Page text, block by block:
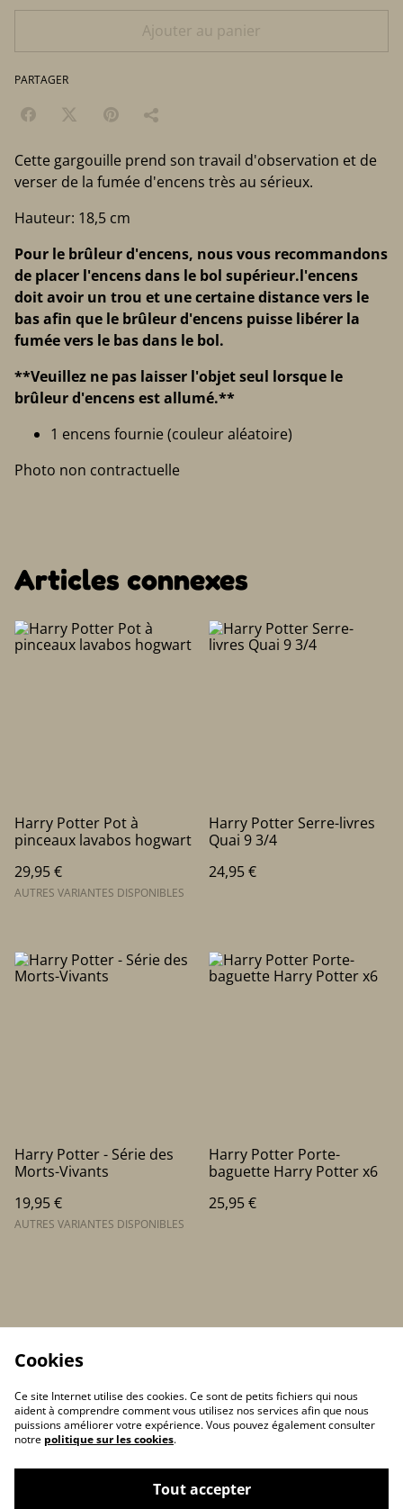
Ajouter au panier
PARTAGER
Cette gargouille prend son travail d'observation et de
verser de la fumée d'encens très au sérieux.
Hauteur: 18,5 cm
Pour le brûleur d'encens, nous vous recommandons
de placer l'encens dans le bol supérieur.l'encens
doit avoir un trou et une certaine distance vers le
bas afin que le brûleur d'encens puisse libérer la
fumée vers le bas dans le bol.
**Veuillez ne pas laisser l'objet seul lorsque le
brûleur d'encens est allumé.**
1 encens fournie (couleur aléatoire)
Photo non contractuelle
Articles connexes
Harry Potter Pot à
pinceaux lavabos hogwart
29,95 €
AUTRES VARIANTES DISPONIBLES
Harry Potter Serre-livres
Quai 9 3/4
24,95 €
Harry Potter - Série des
Morts-Vivants
19,95 €
AUTRES VARIANTES DISPONIBLES
Harry Potter Porte-
baguette Harry Potter x6
25,95 €
Cookies
Ce site Internet utilise des cookies. Ce sont de petits fichiers qui nous
aident à comprendre comment vous utilisez nos services afin que nous
puissions améliorer votre expérience. Vous pouvez également consulter
notre politique sur les cookies.
Tout accepter